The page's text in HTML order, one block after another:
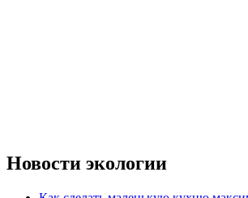
Новости экологии